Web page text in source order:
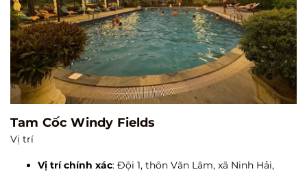
Tam Cốc Windy Fields
Vị trí
Vị trí chính xác: Đội 1, thôn Văn Lâm, xã Ninh Hải,